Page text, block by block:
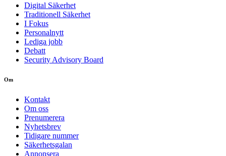
Digital Säkerhet
Traditionell Säkerhet
I Fokus
Personalnytt
Lediga jobb
Debatt
Security Advisory Board
Om
Kontakt
Om oss
Prenumerera
Nyhetsbrev
Tidigare nummer
Säkerhetsgalan
Annonsera